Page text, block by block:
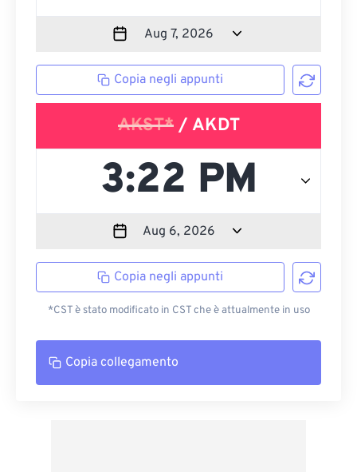
Copia negli appunti
AKST*/ AKDT
Copia negli appunti
*CST è stato modificato in CST che è attualmente in uso
Copia collegamento